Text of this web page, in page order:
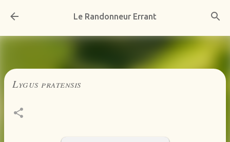
Accéder au contenu principal
Le Randonneur Errant
Lygus pratensis